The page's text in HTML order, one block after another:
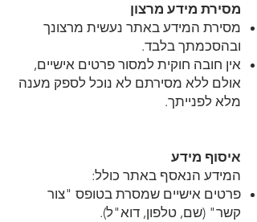
מסירת מידע מרצון
מסירת המידע באתר נעשית מרצונך
ובהסכמתך בלבד.
אין חובה חוקית למסור פרטים אישיים,
אולם ללא מסירתם לא נוכל לספק מענה
מלא לפנייתך.
איסוף מידע
המידע הנאסף באתר כולל:
פרטים אישיים שמסרת בטופס "צור
קשר" (שם, טלפון, דוא"ל).